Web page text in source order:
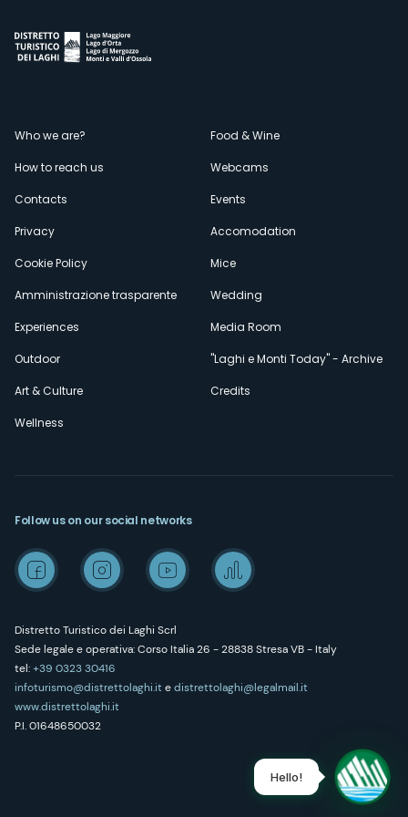
Menù
secondario
Who we are?
How to reach us
Contacts
Privacy
Cookie Policy
Amministrazione trasparente
Experiences
Outdoor
Art & Culture
Wellness
Food & Wine
Webcams
Events
Accomodation
Mice
Wedding
Media Room
"Laghi e Monti Today" - Archive
Credits
Distretto Turistico dei Laghi Scrl
Sede legale e operativa: Corso Italia 26 - 28838 Stresa VB - Italy
tel:+39 0323 30416
infoturismo@distrettolaghi.itedistrettolaghi@legalmail.it
www.distrettolaghi.it
P.I. 01648650032
Follow us on our social networks